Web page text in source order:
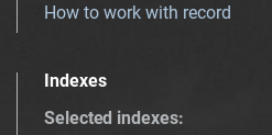
How to work with record
Indexes
Selected indexes: